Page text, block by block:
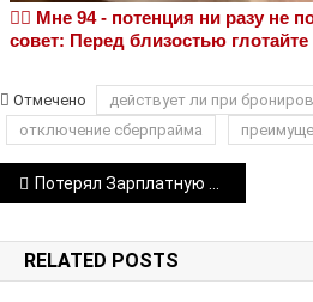
❤️‍🔥 Мне 94 - потенция ни разу не
совет: Перед близостью глотайте
Отмечено действует ли при
отключение сберпрайма
Навигация
по
записям
Потерял Зарплатную Карту Сбербанка Что Делать Как Восстановить • Вы обнаружили что карты нет
RELATED POSTS